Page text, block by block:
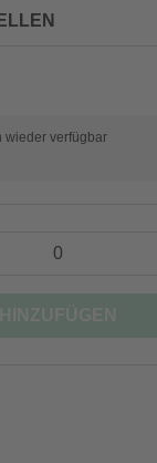
wieder verfügbar